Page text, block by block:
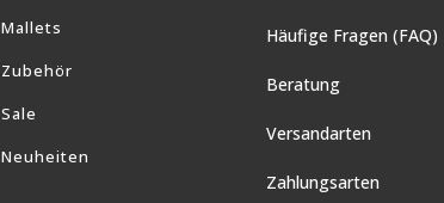
Mallets
Zubehör
Sale
Neuheiten
Häufige Fragen (FAQ)
Beratung
Versandarten
Zahlungsarten